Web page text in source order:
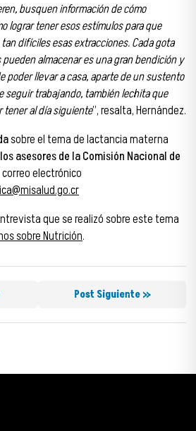
busquen información de cómo
lograr tener esos estímulos para que
difíciles esas extracciones. Cada gota
almacenar es una gran bendición y
poder llevar a casa, aparte de un sustento
seguir trabajando, también lechita que
al día siguiente”, resalta, Hernández.
sobre el tema de lactancia materna
asesores de la Comisión Nacional de
electrónico
que se realizó sobre este tema
sobre Nutrición.
Post Siguiente »